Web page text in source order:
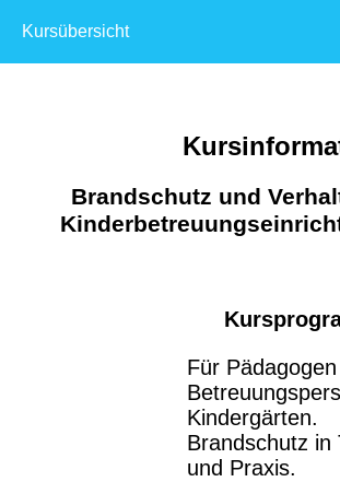
Kursübersicht
Brandschutz und
Für Pädagogen
Kindergärten.
Brandschutz in
und Praxis.